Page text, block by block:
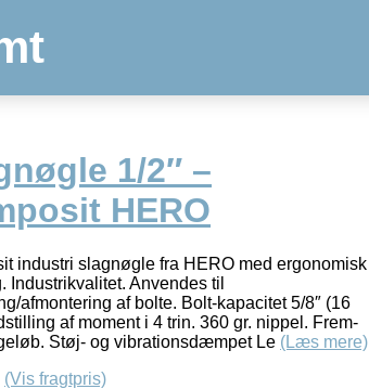
1/2″ –
HERO
industri slagnøgle fra HERO med ergonomisk
Industrikvalitet. Anvendes til
afmontering af bolte. Bolt-kapacitet 5/8″ (16
af moment i 4 trin. 360 gr. nippel. Frem-
Støj- og vibrationsdæmpet Le (Læs mere)
(Vis fragtpris)